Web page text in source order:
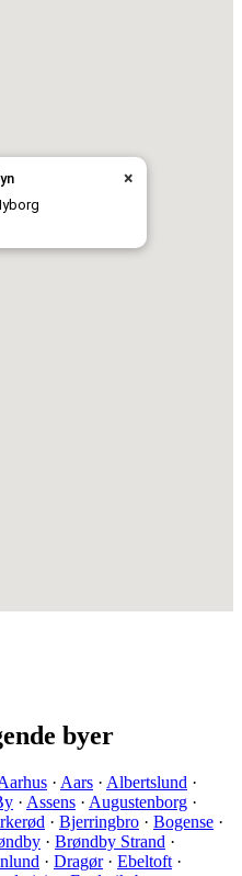
×
byer
· Aars · Albertslund ·
· Assens · Augustenborg ·
· Bjerringbro · Bogense ·
· Brøndby Strand ·
· Dragør· Ebeltoft ·